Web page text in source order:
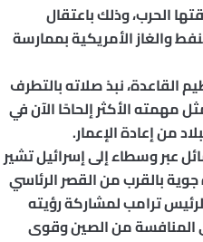
الحرب، وذلك باعتقال
والغاز الأمريكية بممارسة
القاعدة، نبذ صلاته بالتطرف
الأكثر إلحاحًا الآن في
من إعادة الإعمار.
عبر وسطاء إلى إسرائيل تشير
بالقرب من القصر الرئاسي
ترامب لمشاركة رؤيته
المنافسة من الصين وقوى